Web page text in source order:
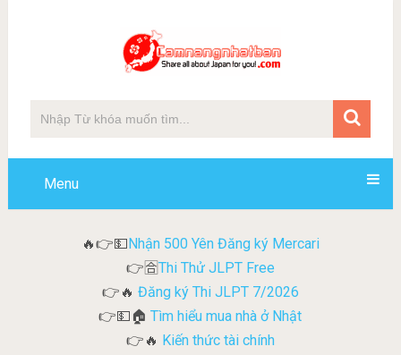
Menu
🔥👉💵Nhận 500 Yên Đăng ký Mercari
👉🈴Thi Thử JLPT Free
👉🔥 Đăng ký Thi JLPT 7/2026
👉💵🏠Tìm hiểu mua nhà ở Nhật
👉🔥 Kiến thức tài chính